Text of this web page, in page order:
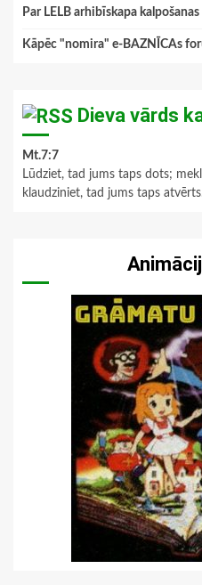
Par LELB arhibīskapa
Kāpēc "nomira" e-BAZNĪCAs
Dieva vārds
Mt.7:7
Lūdziet, tad jums taps dots;
klaudziniet, tad jums taps